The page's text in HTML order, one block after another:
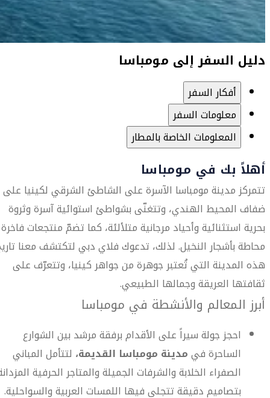
دليل السفر إلى مومباسا
أفكار السفر
معلومات السفر
المعلومات الخاصة بالمطار
أهلاً بك في مومباسا
تتمركز مدينة مومباسا الآسرة على الشاطئ الشرقي لكينيا على
ضفاف المحيط الهندي، وتتغنّى بشواطئ استوائية آسرة وثروة
بحرية استثنائية وأحياد مرجانية متلألئة، كما تضمّ منتجعات فاخرة
محاطة بأشجار النخيل. لذلك، تدعوك فلاي دبي لتكتشف معنا
هذه المدينة التي تُعتبر جوهرة من جواهر كينيا، وتتعرّف على
ثقافتها العريقة وجمالها الطبيعي.
أبرز المعالم والأنشطة في مومباسا
احجز جولة سيراً على الأقدام برفقة مرشد بين الشوارع
الساحرة فيمدينة مومباسا القديمة، لتتأمل المباني
الصفراء الخلابة والشرفات الجميلة والمتاجر الحرفية
بتصاميم دقيقة تتجلى فيها اللمسات العربية والسواحلية.